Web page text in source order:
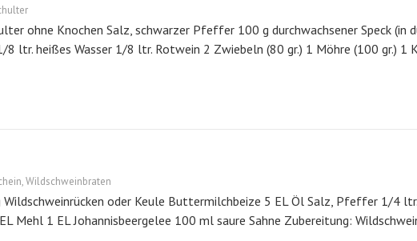
ohne Knochen Salz, schwarzer Pfeffer 100 g durchwachsener Speck (in
ltr. heißes Wasser 1/8 ltr. Rotwein 2 Zwiebeln (80 gr.) 1 Möhre (100 gr.) 1
,Wildschweinbraten
oder Keule Buttermilchbeize 5 EL Öl Salz, Pfeffer 1/4
Mehl 1 EL Johannisbeergelee 100 ml saure Sahne Zubereitung: